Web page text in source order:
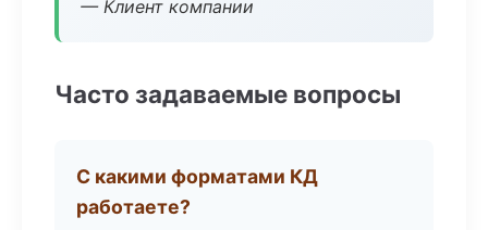
— Клиент компании
Часто задаваемые вопросы
С какими форматами КД
работаете?